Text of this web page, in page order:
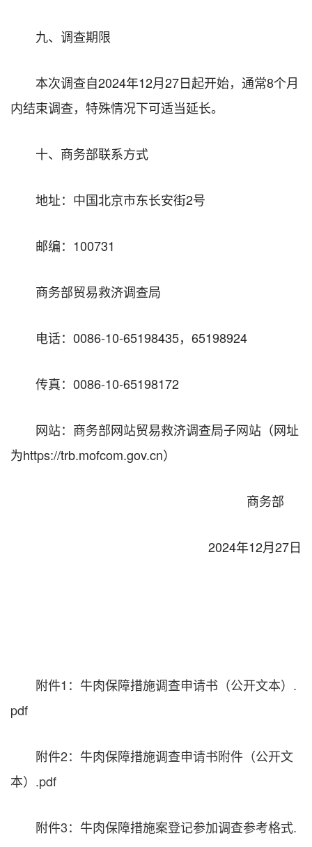
九、调查期限
本次调查自2024年12月27日起开始，通常8个月
内结束调查，特殊情况下可适当延长。
十、商务部联系方式
地址：中国北京市东长安街2号
邮编：100731
商务部贸易救济调查局
电话：0086-10-65198435，65198924
传真：0086-10-65198172
网站：商务部网站贸易救济调查局子网站（网址
为https://trb.mofcom.gov.cn）
商务部
2024年12月27日
附件1：牛肉保障措施调查申请书（公开文本）.
pdf
附件2：牛肉保障措施调查申请书附件（公开文
本）.pdf
附件3：牛肉保障措施案登记参加调查参考格式.